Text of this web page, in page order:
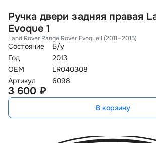
Ручка двери задняя правая
Evoque 1
Land Rover Range Rover Evoque I (2011—2015)
Состояние
Б/у
Год
2013
OEM
LR040308
Артикул
6098
3 600 ₽
В корзину